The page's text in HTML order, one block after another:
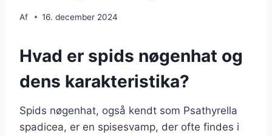
Af 16. december 2024
Hvad er spids nøgenhat og
dens karakteristika?
Spids nøgenhat, også kendt som Psathyrella
spadicea, er en spisesvamp, der ofte findes i